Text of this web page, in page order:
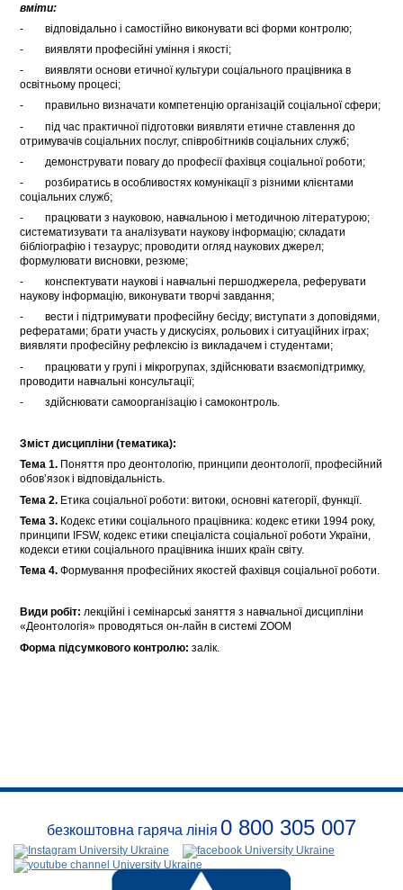
вміти:
- відповідально і самостійно виконувати всі форми контролю;
- виявляти професійні уміння і якості;
- виявляти основи етичної культури соціального працівника в
освітньому процесі;
- правильно визначати компетенцію організацій соціальної сфери;
- під час практичної підготовки виявляти етичне ставлення до
отримувачів соціальних послуг, співробітників соціальних служб;
- демонструвати повагу до професії фахівця соціальної роботи;
- розбиратись в особливостях комунікації з різними клієнтами
соціальних служб;
- працювати з науковою, навчальною і методичною літературою;
систематизувати та аналізувати наукову інформацію; складати
бібліографію і тезаурус; проводити огляд наукових джерел;
формулювати висновки, резюме;
- конспектувати наукові і навчальні першоджерела, реферувати
наукову інформацію, виконувати творчі завдання;
- вести і підтримувати професійну бесіду; виступати з доповідями,
рефератами; брати участь у дискусіях, рольових і ситуаційних іграх;
виявляти професійну рефлексію із викладачем і студентами;
- працювати у групі і мікрогрупах, здійснювати взаємопідтримку,
проводити навчальні консультації;
- здійснювати самоорганізацію і самоконтроль.
Зміст дисципліни (тематика):
Тема 1. Поняття про деонтологію, принципи деонтології, професійний
обов’язок і відповідальність.
Тема 2. Етика соціальної роботи: витоки, основні категорії, функції.
Тема 3. Кодекс етики соціального працівника: кодекс етики 1994 року,
принципи IFSW, кодекс етики спеціаліста соціальної роботи України,
кодекси етики соціального працівника інших країн світу.
Тема 4. Формування професійних якостей фахівця соціальної роботи.
Види робіт:лекційні і семінарcькі заняття з навчальної дисципліни
«Деонтологія» проводяться он-лайн в системі ZOOM
Форма підсумкового контролю: залік.
безкоштовна гаряча лінія 0 800 305 007
Про
заклад